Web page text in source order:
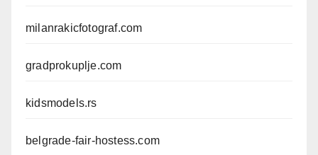
milanrakicfotograf.com
gradprokuplje.com
kidsmodels.rs
belgrade-fair-hostess.com